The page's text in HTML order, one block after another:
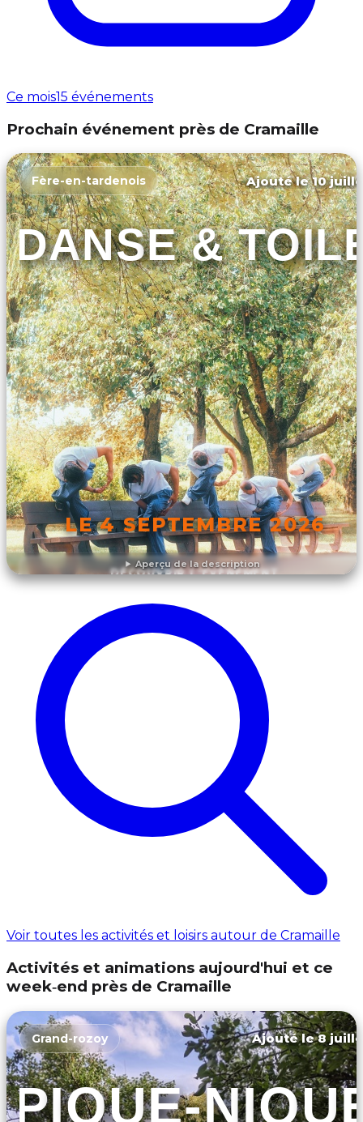
Ce mois15 événements
Prochain événement près de Cramaille
Aperçu de la description
Fère-en-tardenois Ajouté le 10
DANSE &
LE 4 SEPTEMBRE 2026
DÉCOUVRIR L'ÉVÉNEMENT
Voir toutes les activités et loisirs autour de Cramaille
Activités et animations aujourd'hui et ce
week‑end près de Cramaille
Grand-rozoy Ajouté le 8
PIQUE-